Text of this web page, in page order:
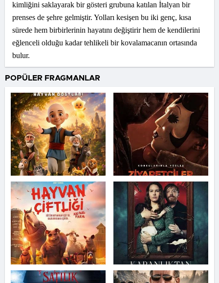
kimliğini saklayarak bir gösteri grubuna katılan İtalyan bir
prenses de şehre gelmiştir. Yolları kesişen bu iki genç, kısa
sürede hem birbirlerinin hayatını değiştirir hem de kendilerini
eğlenceli olduğu kadar tehlikeli bir kovalamacanın ortasında
bulur.
POPÜLER FRAGMANLAR